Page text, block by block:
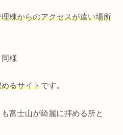
棟からのアクセスが遠い場所
様
るサイトです。
富士山が綺麗に拝める所と